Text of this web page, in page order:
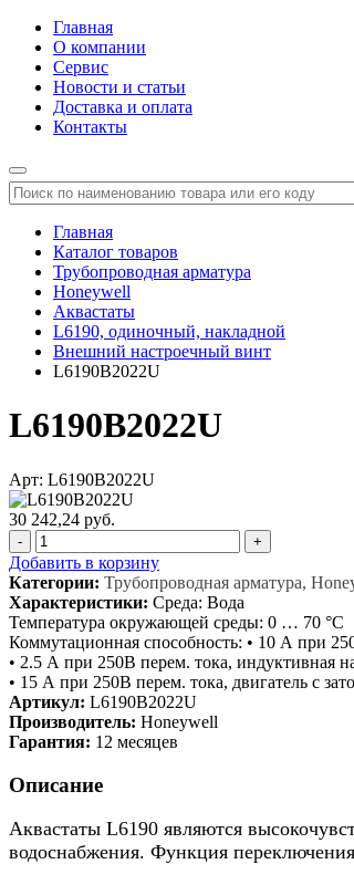
Главная
О компании
Сервис
Новости и статьи
Доставка и оплата
Контакты
Главная
Каталог товаров
Трубопроводная арматура
Honeywell
Аквастаты
L6190, одиночный, накладной
Внешний настроечный винт
L6190B2022U
L6190B2022U
Арт: L6190B2022U
30 242,24 руб.
- +
Добавить в корзину
Категории: Трубопроводная арматура,
Характеристики: Среда: Вода
Температура окружающей среды: 0 … 70 °C
Коммутационная способность: • 10 А при
• 2.5 А при 250В перем. тока, индуктивная
• 15 А при 250В перем. тока, двигатель с
Артикул: L6190B2022U
Производитель: Honeywell
Гарантия: 12 месяцев
Описание
Аквастаты L6190 являются
водоснабжения. Функция